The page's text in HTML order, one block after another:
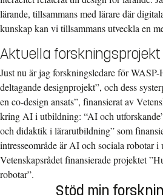
lärande, tillsammans med lärare där
kunskap kan vi tillsammans utveckla en
Aktuella forskningsprojekt
Just nu är jag forskningsledare för
deltagande designprojekt”, och dess
en co-design ansats”, finansierat av
kring AI i utbildning: “AI och
och didaktik i lärarutbildning” som
intresseområde är AI och sociala robotar
Vetenskapsrådet finansierade projektet
robotar”.
Stöd min